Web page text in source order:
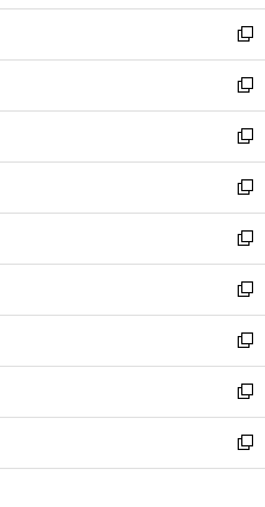
ウ
ィ
ン
ド
ウ
で
開
く
し
い
ウ
ィ
ン
ド
ウ
で
開
く
新
し
い
ウ
ィ
ン
ド
ウ
で
開
く
新
し
い
ウ
ィ
ン
ド
ウ
で
開
く
新
し
い
ウ
ィ
ン
ド
ウ
で
開
く
新
し
い
ウ
ィ
ン
ド
ウ
で
開
く
新
し
い
ウ
ィ
ン
ド
ウ
で
開
新
し
い
ウ
ィ
ン
ド
ウ
新
し
い
ウ
ィ
ン
新
し
い
ウ
新
し